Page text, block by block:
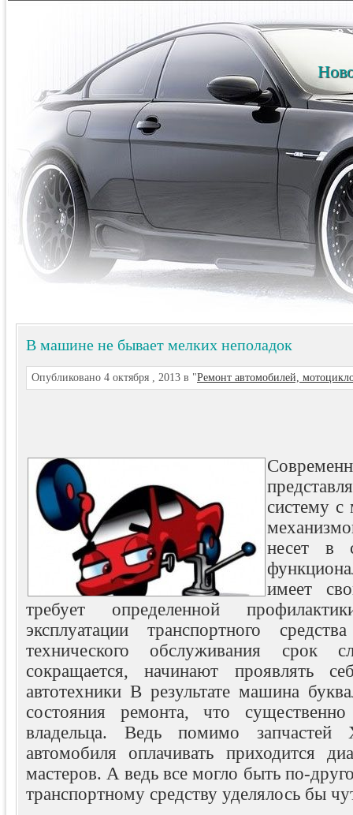
В машине не бывает мелких неполадок
Опубликовано 4 октября , 2013 в "Ремонт автомобилей,
систему с
несет в
имеет
требует определенной
эксплуатации транспортного
технического обслуживания срок
сокращается, начинают проявлять
автотехники В результате машина
состояния ремонта, что
владельца. Ведь помимо
автомобиля оплачивать приходится
мастеров. А ведь все могло быть по-
транспортному средству уделялось бы